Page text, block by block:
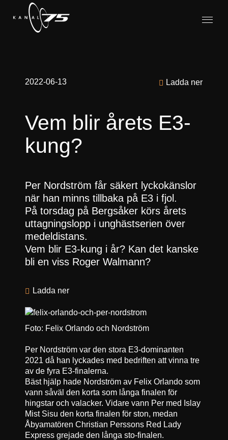
2022-06-13
Foto: Felix Orlando och Nordström
Ladda ner
Vem blir årets E3-
kung?
Per Nordström får säkert lyckokänslor
när han minns tillbaka på E3 i fjol.
På torsdag på Bergsåker körs årets
uttagningslopp i unghästserien över
medeldistans.
Vem blir E3-kung i år? Kan det kanske
bli en viss Roger Walmann?
Per Nordström var den stora E3-dominanten
2021 då han lyckades med bedriften att vinna tre
av de fyra E3-finalerna.
Bäst hjälp hade Nordström av Felix Orlando som
vann såväl den korta som långa finalen för
hingstar och valacker. Vidare vann Per med Islay
Mist Sisu den korta finalen för ston, medan
Åbyamatören Christian Perssons Red Lady
Express grejade den långa sto-finalen.
Ladda ner